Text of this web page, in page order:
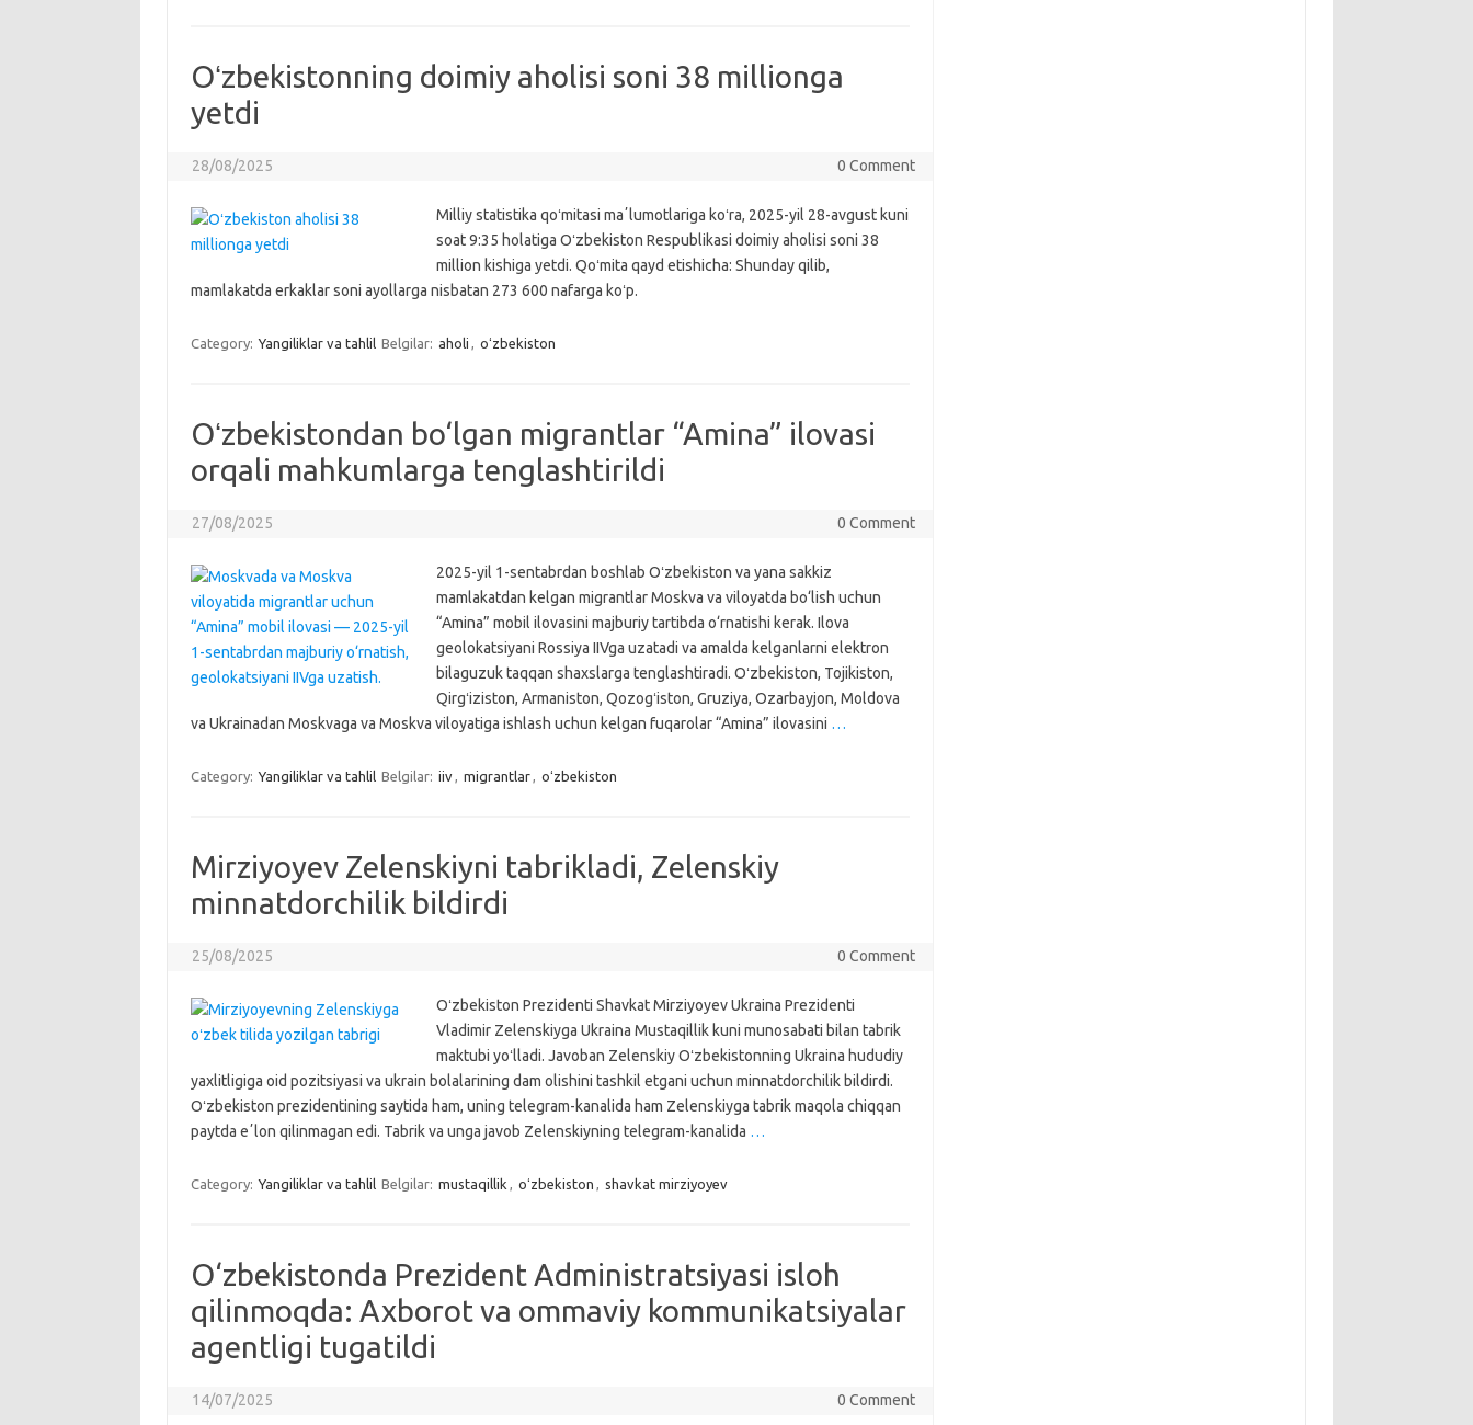
Oʻzbekistonning doimiy aholisi soni 38 millionga
yetdi
28/08/2025 0 Comment
Milliy statistika qoʻmitasi maʼlumotlariga koʻra, 2025-yil 28-avgust kuni
soat 9:35 holatiga Oʻzbekiston Respublikasi doimiy aholisi soni 38
million kishiga yetdi. Qoʻmita qayd etishicha: Shunday qilib,
mamlakatda erkaklar soni ayollarga nisbatan 273 600 nafarga koʻp.
Category: Yangiliklar va tahlil Belgilar: aholi , oʻzbekiston
Oʻzbekistondan bo‘lgan migrantlar “Amina” ilovasi
orqali mahkumlarga tenglashtirildi
27/08/2025 0 Comment
2025-yil 1-sentabrdan boshlab Oʻzbekiston va yana sakkiz
mamlakatdan kelgan migrantlar Moskva va viloyatda bo‘lish uchun
“Amina” mobil ilovasini majburiy tartibda o‘rnatishi kerak. Ilova
geolokatsiyani Rossiya IIVga uzatadi va amalda kelganlarni elektron
bilaguzuk taqqan shaxslarga tenglashtiradi. Oʻzbekiston, Tojikiston,
Qirgʻiziston, Armaniston, Qozogʻiston, Gruziya, Ozarbayjon, Moldova
va Ukrainadan Moskvaga va Moskva viloyatiga ishlash uchun kelgan fuqarolar “Amina” ilovasini …
Category: Yangiliklar va tahlil Belgilar: iiv, migrantlar, oʻzbekiston
Mirziyoyev Zelenskiyni tabrikladi, Zelenskiy
minnatdorchilik bildirdi
25/08/2025 0 Comment
Oʻzbekiston Prezidenti Shavkat Mirziyoyev Ukraina Prezidenti
Vladimir Zelenskiyga Ukrainа Mustaqillik kuni munosabati bilan tabrik
maktubi yoʻlladi. Javoban Zelenskiy Oʻzbekistonning Ukrainа hududiy
yaxlitligiga oid pozitsiyasi va ukrain bolalarining dam olishini tashkil etgani uchun minnatdorchilik bildirdi.
Oʻzbekiston prezidentining saytida ham, uning telegram-kanalida ham Zelenskiyga tabrik maqola chiqqan
paytda eʼlon qilinmagan edi. Tabrik va unga javob Zelenskiyning telegram-kanalida …
Category: Yangiliklar va tahlil Belgilar: mustaqillik , oʻzbekiston , shavkat mirziyoyev
O‘zbekistonda Prezident Administratsiyasi isloh
qilinmoqda: Axborot va ommaviy kommunikatsiyalar
agentligi tugatildi
14/07/2025 0 Comment